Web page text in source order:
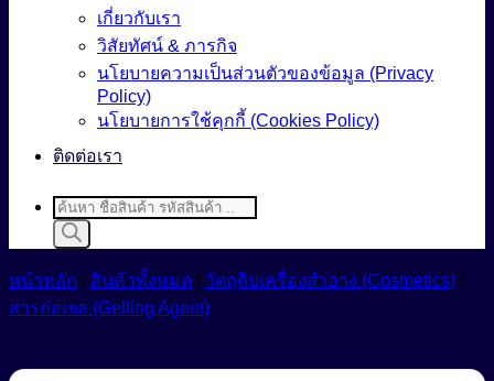
เกี่ยวกับเรา
วิสัยทัศน์ & ภารกิจ
นโยบายความเป็นส่วนตัวของข้อมูล (Privacy
Policy)
นโยบายการใช้คุกกี้ (Cookies Policy)
ติดต่อเรา
Products
search
หน้าหลัก / สินค้าทั้งหมด / วัตถุดิบเครื่องสำอาง (Cosmetics) /
สารก่อเจล (Gelling Agent)